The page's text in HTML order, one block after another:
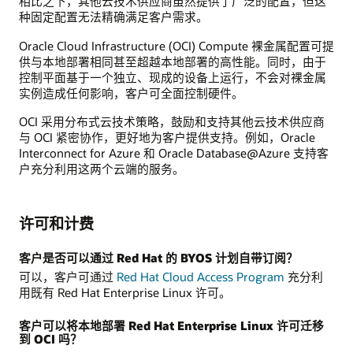
种固定配置无法精确满足客户需求。
Oracle Cloud Infrastructure (OCI) Compute 裸金属配置可提
供与本地部署相同甚至超越本地部署的高性能。同时，由于
控制平面基于一个独立、现成的设备上运行，不会对裸金属
实例造成任何影响，客户可全面控制硬件。
OCI 采用分布式云技术策略，鼓励和支持其他云技术供应商
与 OCI 紧密协作，更好地为客户提供支持。例如，Oracle
Interconnect for Azure 和 Oracle Database@Azure 支持客
户充分利用这两个云端的服务。
许可和计费
客户是否可以通过 Red Hat 的 BYOS 计划自带订阅？
可以，客户可通过 Red Hat Cloud Access Program 充分利
用既有 Red Hat Enterprise Linux 许可。
客户可以将本地部署 Red Hat Enterprise Linux 许可迁移
到 OCI 吗？